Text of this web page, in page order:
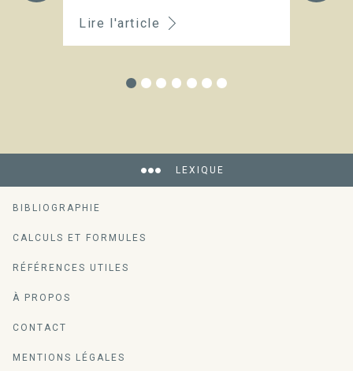
Lire l'article
LEXIQUE
BIBLIOGRAPHIE
CALCULS ET FORMULES
RÉFÉRENCES UTILES
À PROPOS
CONTACT
MENTIONS LÉGALES